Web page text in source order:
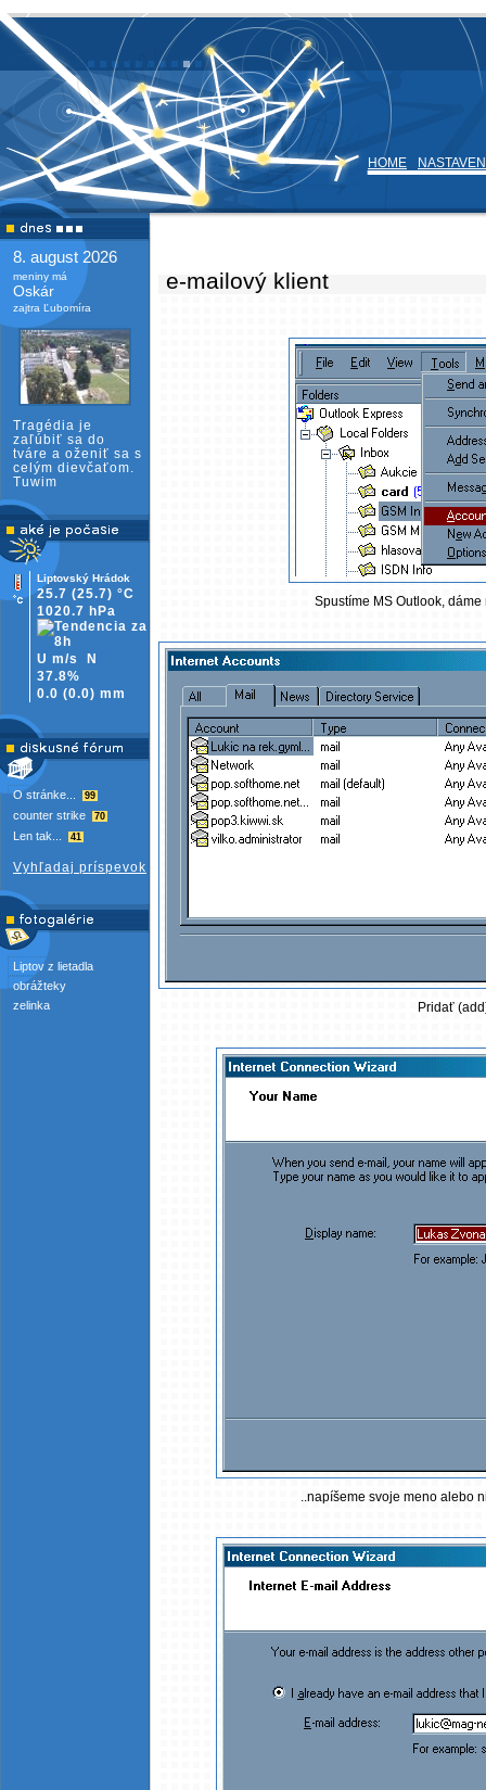
HOME
8. august 2026
meniny má
Oskár
zajtra Ľubomíra
Tragédia je
zaľúbiť sa do
tváre a oženiť sa s
celým dievčaťom.
Tuwim
Liptovský Hrádok
25.7 (25.7) °C
1020.7 hPa
U m/s
N
37.8%
0.0 (0.0) mm
O stránke... 99
counter strike 70
Len tak... 41
Vyhľadaj príspevok
Liptov z lietadla
obrážteky
zelinka
e-mailový klient
Spustíme MS Outlook,
Pridať
..napíšeme svoje meno alebo